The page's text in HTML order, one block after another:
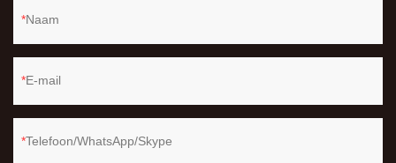
Naam
E-mail
Telefoon/WhatsApp/Skype